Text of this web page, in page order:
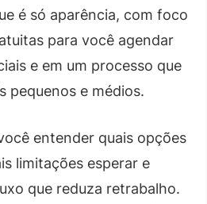
é só aparência, com foco
para você agendar
e em um processo que
pequenos e médios.
entender quais opções
limitações esperar e
que reduza retrabalho.